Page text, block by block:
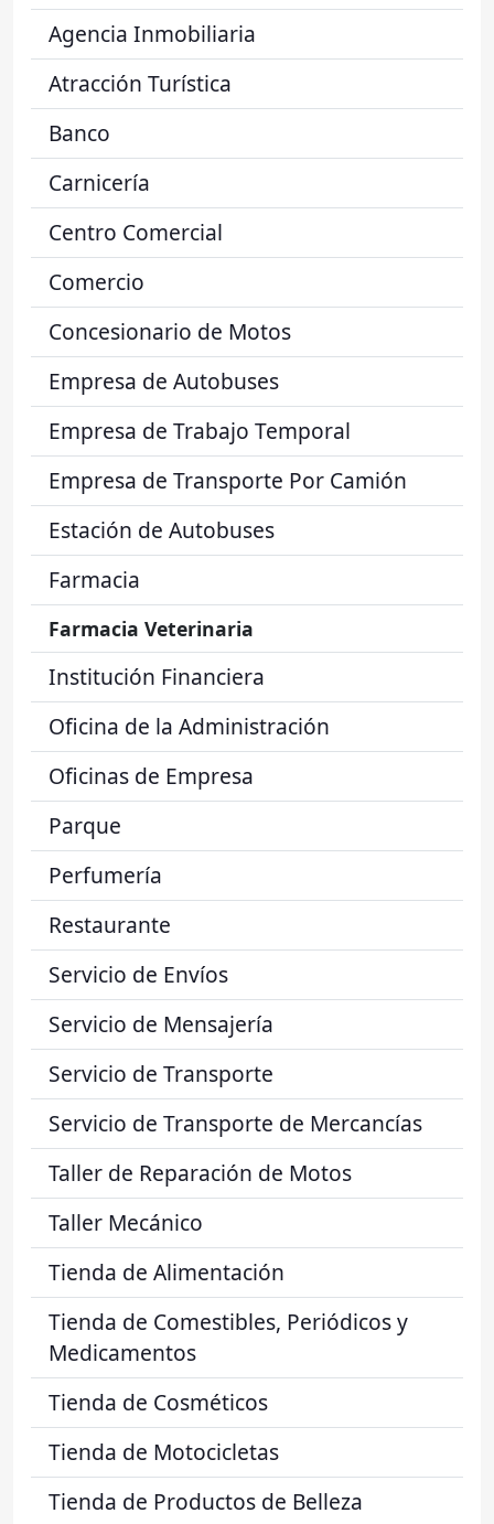
Agencia Inmobiliaria
Atracción Turística
Banco
Carnicería
Centro Comercial
Comercio
Concesionario de Motos
Empresa de Autobuses
Empresa de Trabajo Temporal
Empresa de Transporte Por Camión
Estación de Autobuses
Farmacia
Farmacia Veterinaria
Institución Financiera
Oficina de la Administración
Oficinas de Empresa
Parque
Perfumería
Restaurante
Servicio de Envíos
Servicio de Mensajería
Servicio de Transporte
Servicio de Transporte de Mercancías
Taller de Reparación de Motos
Taller Mecánico
Tienda de Alimentación
Tienda de Comestibles, Periódicos y
Medicamentos
Tienda de Cosméticos
Tienda de Motocicletas
Tienda de Productos de Belleza